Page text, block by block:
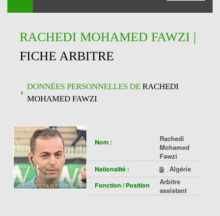
RACHEDI MOHAMED FAWZI |
FICHE ARBITRE
DONNÉES PERSONNELLES DE RACHEDI
MOHAMED FAWZI
Nom :
Rachedi
Mohamed
Fawzi
Nationalité : Algérie
Fonction / Position
Arbitre
assistant